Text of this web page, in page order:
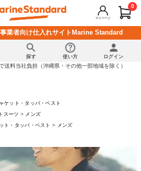
マイページ
0
業者向け仕入れサイトMarine Standard
探す 使い方 ログイン
送料当社負担（沖縄県・その他一部地域を除く）
ケット・タッパ・ベスト
スーツ
メンズ
ト・タッパ・ベスト メンズ